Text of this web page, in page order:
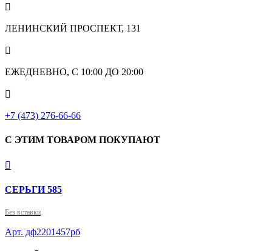

ЛЕНИНСКИЙ ПРОСПЕКТ, 131

ЕЖЕДНЕВНО, С 10:00 ДО 20:00

+7 (473) 276-66-66
С ЭТИМ ТОВАРОМ ПОКУПАЮТ

СЕРЬГИ 585
Без вставки
Арт. дф2201457рб